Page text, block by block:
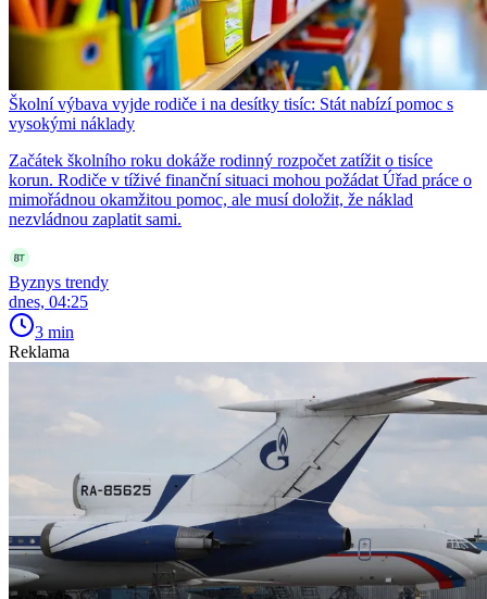
Školní výbava vyjde rodiče i na desítky tisíc: Stát nabízí pomoc s
vysokými náklady
Začátek školního roku dokáže rodinný rozpočet zatížit o tisíce
korun. Rodiče v tíživé finanční situaci mohou požádat Úřad práce o
mimořádnou okamžitou pomoc, ale musí doložit, že náklad
nezvládnou zaplatit sami.
Byznys trendy
dnes, 04:25
3 min
Reklama